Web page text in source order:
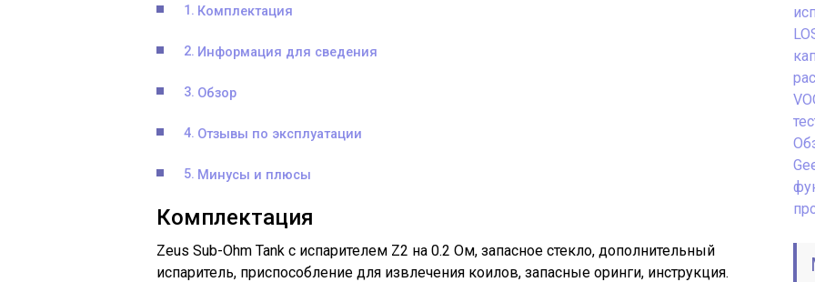
Комплектация
Информация для сведения
Обзор
Отзывы по эксплуатации
Минусы и плюсы
Комплектация
Zeus Sub-Ohm Tank с испарителем Z2 на 0.2 Ом, запасное стекло, дополнительный
испаритель, приспособление для извлечения коилов, запасные оринги, инструкция.